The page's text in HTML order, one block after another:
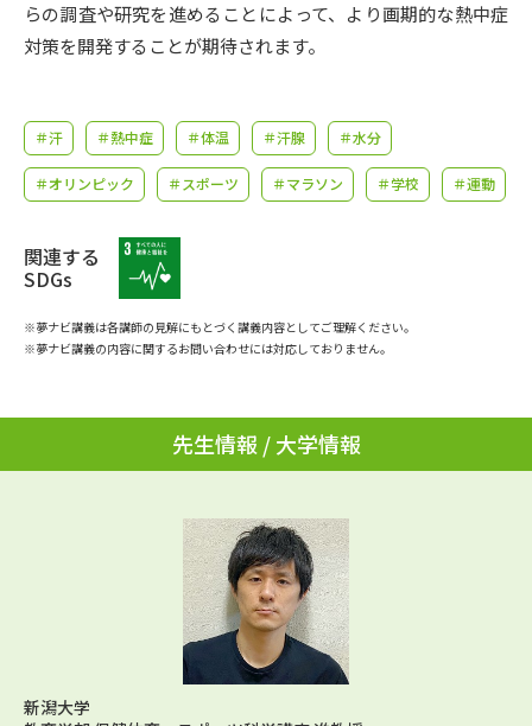
学問発見
大学で学びたい学問発見
学問のミニ講義「夢ナビ講義」 学問分野解説
学問の教科書
ユーザーサポート
お支払いについて
受付内容・発送状況の確認
個人情報取扱規定
テレメール進学カタログ
訂正のご案内
らの調査や研究を進めることによって、より画期的な熱中症
対策を開発することが期待されます。
＃汗 ＃熱中症 ＃体温 ＃汗腺 ＃水分
＃オリンピック ＃スポーツ ＃マラソン ＃学校 ＃運動
関連する
SDGs
※夢ナビ講義は各講師の見解にもとづく講義内容としてご理解ください。
※夢ナビ講義の内容に関するお問い合わせには対応しておりません。
先生情報 / 大学情報
新潟大学